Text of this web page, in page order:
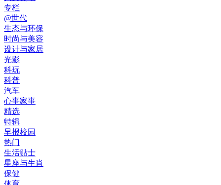
专栏
@世代
生态与环保
时尚与美容
设计与家居
光影
科玩
科普
汽车
心事家事
精选
特辑
早报校园
热门
生活贴士
星座与生肖
保健